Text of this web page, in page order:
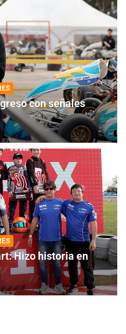
con señales
Hizo historia en